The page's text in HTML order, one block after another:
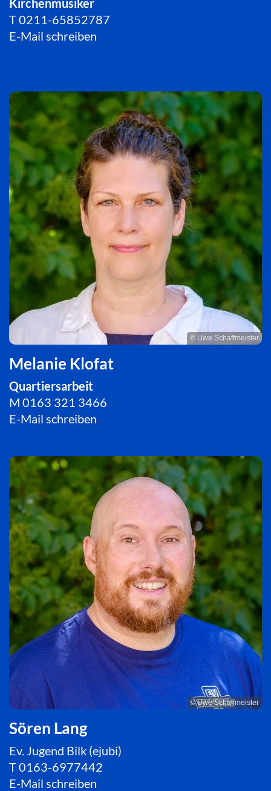
Kirchenmusiker
T0211-65852787
E-Mail schreiben
© Uwe Schaffmeister
Melanie Klofat
Quartiersarbeit
M 0163 321 3466
E-Mail schreiben
© Uwe Schaffmeister
Sören Lang
Ev. Jugend Bilk (ejubi)
T0163-6977442
E-Mail schreiben